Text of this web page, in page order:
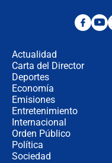
Actualidad
Carta del Director
Deportes
Economía
Emisiones
Entretenimiento
Internacional
Orden Público
Política
Sociedad